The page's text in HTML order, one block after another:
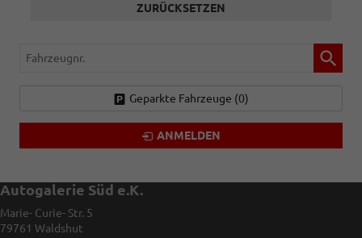
ZURÜCKSETZEN
Fahrzeugnr.
Geparkte Fahrzeuge (0)
ANMELDEN
Autogalerie Süd e.K.
Marie- Curie- Str. 5
79761 Waldshut